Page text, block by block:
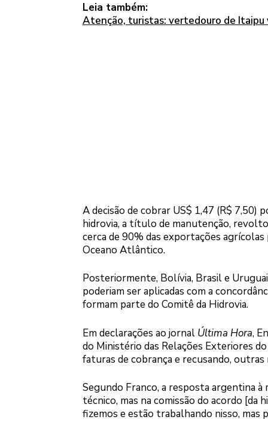
Leia também:
Atenção, turistas: vertedouro de Itaipu
A decisão de cobrar US$ 1,47 (R$ 7,50)
hidrovia, a título de manutenção,
cerca de 90% das exportações agrícolas
Oceano Atlântico.
Posteriormente, Bolívia, Brasil e
poderiam ser aplicadas com a
formam parte do Comitê da Hidrovia.
Em declarações ao jornal Última Hora,
do Ministério das Relações Exteriores
faturas de cobrança e recusando, outras
Segundo Franco, a resposta argentina
técnico, mas na comissão do acordo
fizemos e estão trabalhando nisso, mas